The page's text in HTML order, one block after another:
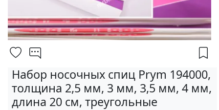
Набор носочных спиц Prym 194000,
толщина 2,5 мм, 3 мм, 3,5 мм, 4 мм,
длина 20 см, треугольные